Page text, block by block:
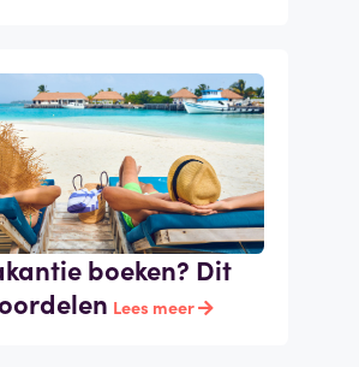
boeken? Dit
Lees meer